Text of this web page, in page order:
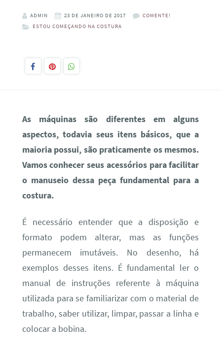
ADMIN 23 DE JANEIRO DE 2017
COMENTE!
ESTOU COMEÇANDO NA COSTURA
As máquinas são diferentes em alguns
aspectos, todavia seus itens básicos, que a
maioria possui, são praticamente os mesmos.
Vamos conhecer seus acessórios para facilitar
o manuseio dessa peça fundamental para a
costura.
É necessário entender que a disposição e
formato podem alterar, mas as funções
permanecem imutáveis. No desenho, há
exemplos desses itens. É fundamental ler o
manual de instruções referente à máquina
utilizada para se familiarizar com o material de
trabalho, saber utilizar, limpar, passar a linha e
colocar a bobina.